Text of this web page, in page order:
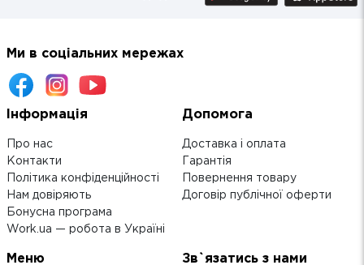
Ми в соціальних мережах
Інформація
Про нас
Контакти
Політика конфіденційності
Нам довіряють
Бонусна програма
Work.ua — робота в Україні
Допомога
Доставка і оплата
Гарантія
Повернення товару
Договір публічної оферти
Меню Зв`язатись з нами